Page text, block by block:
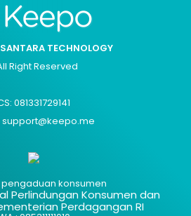
TECHNOLOGY
Right Reserved
081331729141
support@keepo.me
pengaduan konsumen
Perlindungan Konsumen dan
Perdagangan RI